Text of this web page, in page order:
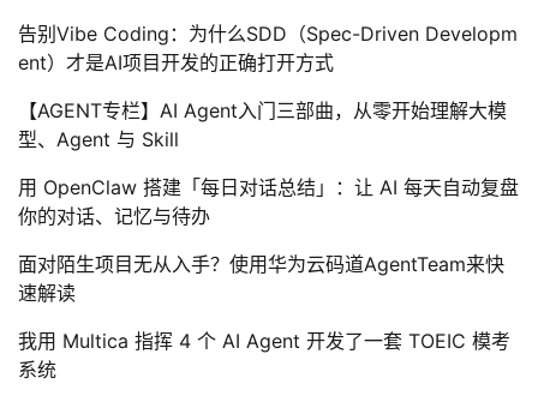
告别Vibe Coding：为什么SDD（Spec-Driven Developm
ent）才是AI项目开发的正确打开方式
【AGENT专栏】AI Agent入门三部曲，从零开始理解大模
型、Agent 与 Skill
用 OpenClaw 搭建「每日对话总结」：让 AI 每天自动复盘
你的对话、记忆与待办
面对陌生项目无从入手？使用华为云码道AgentTeam来快
速解读
我用 Multica 指挥 4 个 AI Agent 开发了一套 TOEIC 模考
系统